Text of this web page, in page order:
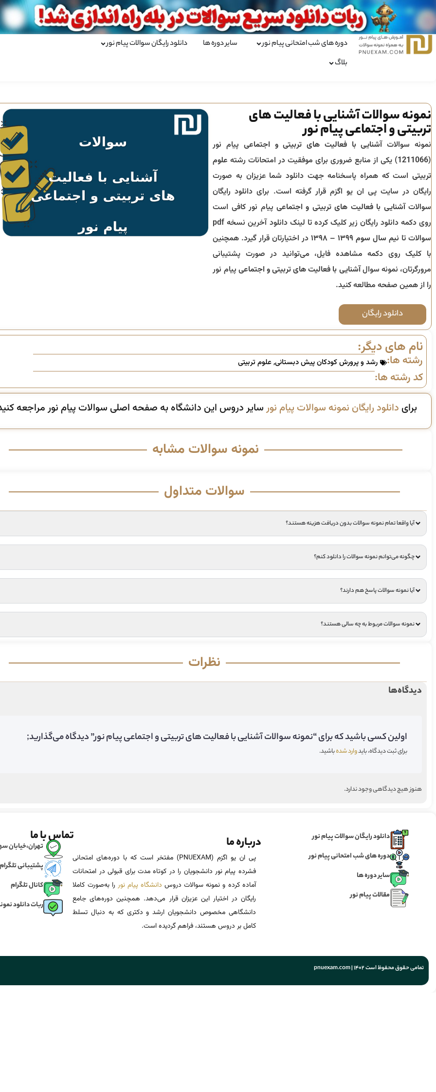
دوره های شب امتحانی پیام نور سایر دوره ها
دانلود رایگان سوالات پیام نور
بلاگ
نمونه سوالات آشنایی با فعالیت‌ های
تربیتی و اجتماعی پیام نور
نمونه سوالاتآشنایی با فعالیت‌ های تربیتی و اجتماعی پیام نور
(
1211066) یکی از منابع ضروری برای موفقیت در امتحانات رشته علوم
تربیتی است که همراه پاسخنامه جهت دانلود شما عزیزان به صورت
رایگان در سایت پی ان یو اگزم قرار گرفته است. برای دانلود رایگان
سوالاتآشنایی با فعالیت‌ های تربیتی و اجتماعیپیام نور کافی است
روی دکمه دانلود رایگان زیر کلیک کرده تا لینک دانلود آخرین نسخه pdf
سوالات تا نیم سال سوم ۱۳۹۹ – ۱۳۹۸
در اختیارتان قرار گیرد. همچنین
با کلیک روی دکمه مشاهده فایل، می‌توانید در صورت پشتیبانی
مرورگرتان، نمونه سوالآشنایی با فعالیت‌ های تربیتی و اجتماعی پیام نور
را از همین صفحه مطالعه کنید.
دانلود رایگان
نام های دیگر:
رشته ها: رشد و پرورش کودکان پیش دبستانی,علوم تربیتی
کد رشته ها:
برای دانلود رایگان نمونه سوالات پیام نورسایر دروس این دانشگاه به صفحه اصلی سوالات پیام نور مراجعه
نمونه سوالات مشابه
سوالات متداول
آیا واقعا تمام نمونه سوالات بدون دریافت هزینه هستند؟
چگونه می‌توانم نمونه سوالات را دانلود کنم؟
آیا نمونه سوالات پاسخ هم دارند؟
نمونه سوالات مربوط به چه سالی هستند؟
نظرات
دیدگاه‌ها
اولین کسی باشید که برای “نمونه سوالات آشنایی با فعالیت‌ های تربیتی و اجتماعی پیام نور” دیدگاه می‌گذارید;
برای ثبت دیدگاه، بایدوارد شدهباشید.
هنوز هیچ دیدگاهی وجود ندارد.
دانلود رایگان سوالات پیام نور
دوره های شب امتحانی پیام نور
سایر دوره ها
مقالات پیام نور
درباره ما
پی ان یو اگزم (PNUEXAM) مفتخر است که با دوره‌های امتحانی
فشرده پیام نور دانشجویان را در کوتاه مدت برای قبولی در امتحانات
آماده‌ کرده و نمونه سوالات دروس دانشگاه پیام نور را به‌صورت کاملا
رایگان در اختیار این عزیزان قرار می‌دهد. همچنین دوره‌های جامع
دانشگاهی مخصوص دانشجویان ارشد و دکتری که به دنبال تسلط
کامل بر دروس هستند، فراهم گردیده است.
تماس با ما
تهران،خیابان
پشتیبانی تلگرام
کانال تلگرام
ربات دانلود
تمامی حقوق محفوظ است 1402 | pnuexam.com